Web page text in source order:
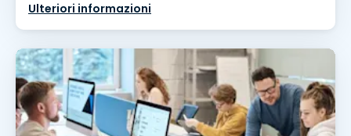
Ulteriori informazioni